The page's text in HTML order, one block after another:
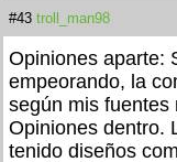
#43 troll_man98
Opiniones aparte:
empeorando, la
según mis fuentes
Opiniones dentro.
tenido diseños